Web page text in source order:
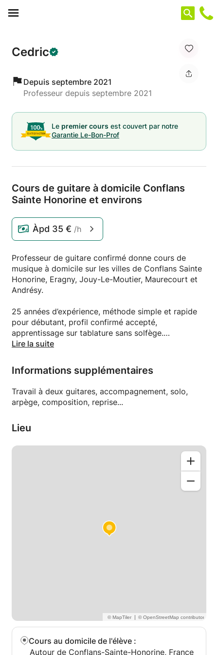
Cedric
Depuis septembre 2021
Professeur depuis septembre 2021
Le premier cours est couvert par notre
Garantie Le-Bon-Prof
Cours de guitare à domicile Conflans
Sainte Honorine et environs
Àpd 35 € /h
Professeur de guitare confirmé donne cours de
musique à domicile sur les villes de Conflans Sainte
Honorine, Eragny, Jouy-Le-Moutier, Maurecourt et
Andrésy.
25 années d’expérience, méthode simple et rapide
pour débutant, profil confirmé accepté,
apprentissage sur tablature sans solfège.
Vaccin ok :)
A bientôt
Cédric
Lire la suite
Informations supplémentaires
Travail à deux guitares, accompagnement, solo,
arpège, composition, reprise...
Lieu
|
Cours au domicile de l'élève :
Autour de Conflans-Sainte-Honorine, France